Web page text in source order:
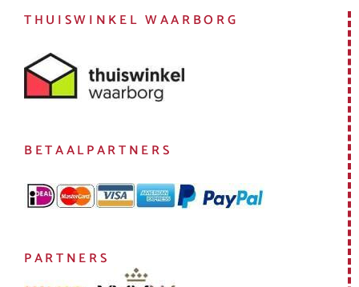
THUISWINKEL WAARBORG
BETAALPARTNERS
PARTNERS